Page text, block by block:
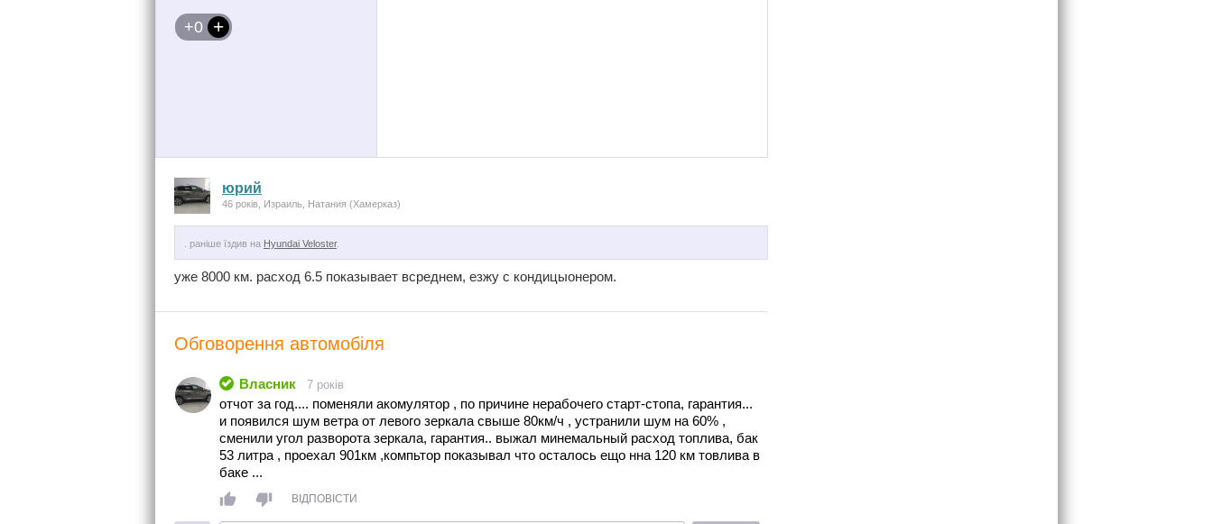
+0
юрий
46 років, Израиль, Натания (Хамерказ)
. раніше їздив на Hyundai Veloster.
уже 8000 км. расход 6.5 показывает всреднем, езжу с кондицыонером.
Обговорення автомобіля
Власник 7 років
отчот за год.... поменяли акомулятор , по причине нерабочего старт-стопа, гарантия...
и появился шум ветра от левого зеркала свыше 80км/ч , устранили шум на 60% ,
сменили угол разворота зеркала, гарантия.. выжал минемальный расход топлива, бак
53 литра , проехал 901км ,компьтор показывал что осталось ещо нна 120 км товлива в
баке ...
ВІДПОВІСТИ